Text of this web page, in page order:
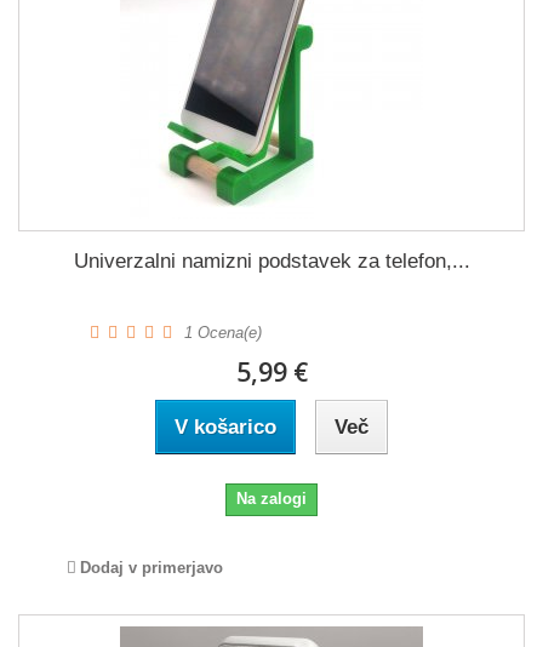
Univerzalni namizni podstavek za telefon,...
1 Ocena(e)
5,99 €
V košarico Več
Na zalogi
Dodaj v primerjavo